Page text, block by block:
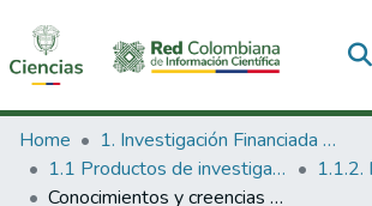
Communities & Collections
All of DSpace
Home
1. Investigación Financiada con Recursos Públicos
1.1 Productos de investigación
1.1.2.
Conocimientos y creencias sobre el pensamiento matemático informal y prácticas empleadas por padres y docentes para facilitar este pensamiento en los niños